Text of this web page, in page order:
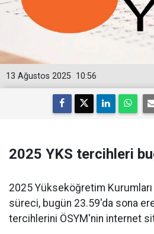
10:56
13 Ağustos 2025
2025 YKS tercihleri
2025 Yükseköğretim Kurumları
süreci, bugün 23.59'da sona
tercihlerini ÖSYM'nin internet